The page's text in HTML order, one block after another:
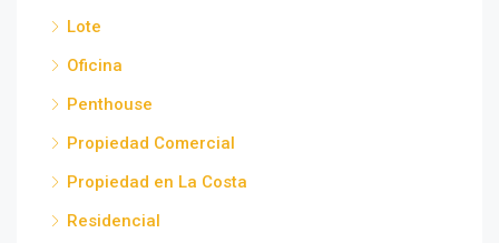
Lote
Oficina
Penthouse
Propiedad Comercial
Propiedad en La Costa
Residencial